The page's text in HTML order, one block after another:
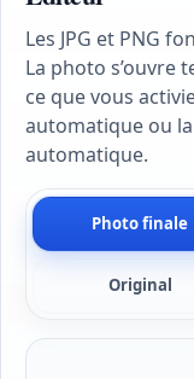
Les JPG et PNG
La photo s’ouvre
ce que vous
automatique ou
automatique.
Photo finale
Original